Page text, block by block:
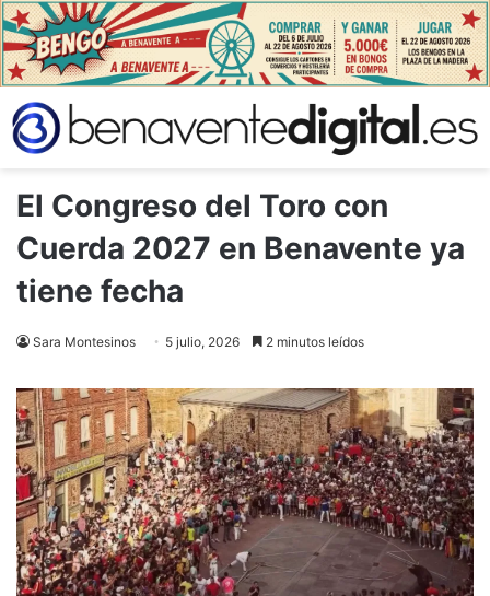
El Congreso del Toro con
Cuerda 2027 en Benavente ya
tiene fecha
Sara Montesinos 5 julio, 2026 2 minutos leídos